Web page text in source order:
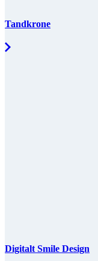
Tandkrone
Digitalt Smile Design